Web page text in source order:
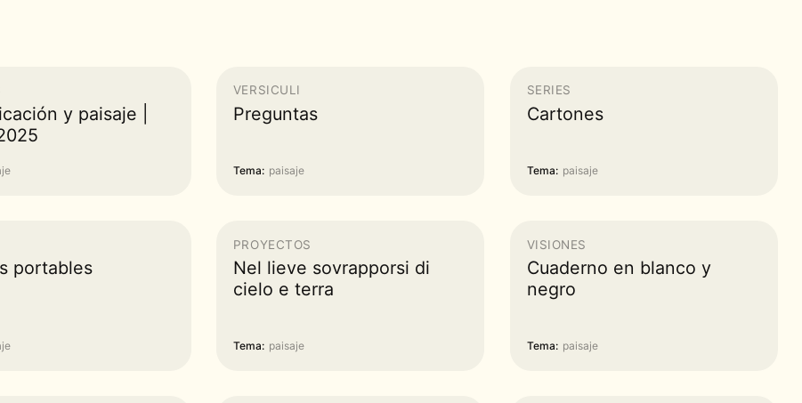
y paisaje |
VERSICULI
Preguntas
Tema: paisaje
SERIES
Cartones
Tema: paisaje
portables
PROYECTOS
Nel lieve sovrapporsi di
cielo e terra
Tema: paisaje
VISIONES
Cuaderno en blanco y
negro
Tema: paisaje